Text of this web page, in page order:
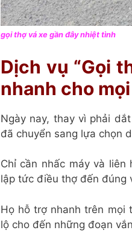
gọi thợ vá xe gần đây nhiệt tình
Dịch vụ “Gọi
nhanh cho
Ngày nay, thay vì phải
đã chuyển sang lựa chọn
Chỉ cần nhấc máy và liên
lập tức điều thợ đến đúng
Họ hỗ trợ nhanh trên
lộ cho đến những đoạn